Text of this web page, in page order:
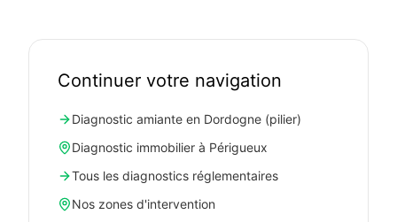
Continuer votre navigation
Diagnostic amiante en Dordogne (pilier)
Diagnostic immobilier à Périgueux
Tous les diagnostics réglementaires
Nos zones d'intervention